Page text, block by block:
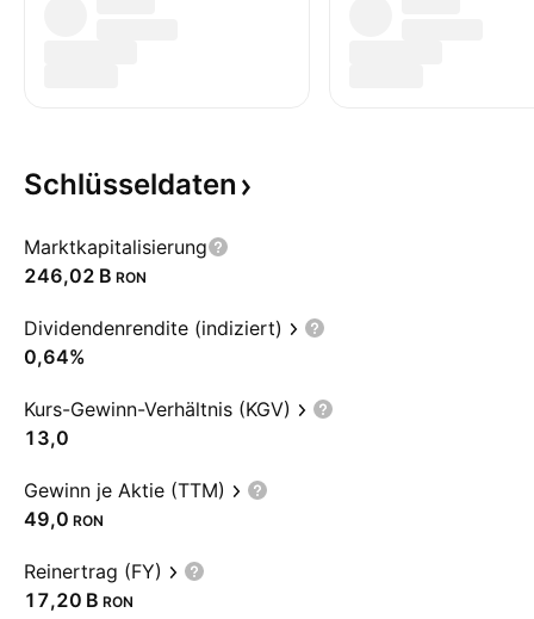
Schlüsseldaten
Marktkapitalisierung
‪246,02 B‬ RON
Dividendenrendite (indiziert)
0,64%
Kurs-Gewinn-Verhältnis (KGV)
13,0
Gewinn je Aktie (TTM)
49,0 RON
Reinertrag (FY)
‪17,20 B‬ RON